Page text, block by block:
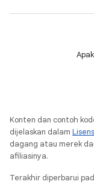
Konten dan contoh
dijelaskan dalam
dagang atau merek
afiliasinya.
Terakhir diperbarui